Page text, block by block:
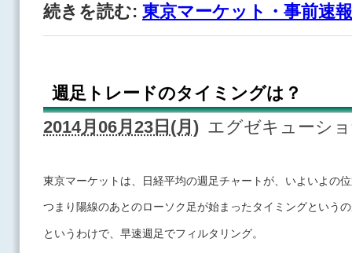
続きを読む: 東京マーケット・事前速報
週足トレードのタイミングは？
2014月06月23日(月) エグゼキューシ
東京マーケットは、日経平均の週足チャートが、いよいよの
つまり陽線のあとのローソク足が始まったタイミングという
というわけで、早速週足でフィルタリング。